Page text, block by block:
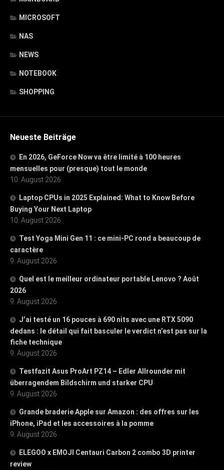
MICROSOFT
NAS
NEWS
NOTEBOOK
SHOPPING
Neueste Beiträge
En 2026, GeForce Now va être limité à 100 heures
mensuelles pour (presque) tout le monde
10. August 2026
Laptop CPUs in 2025 Explained: What to Know Before
Buying Your Next Laptop
10. August 2026
Test Yoga Mini Gen 11 : ce mini-PC rond a beaucoup de
caractère
9. August 2026
Quel est le meilleur ordinateur portable Lenovo ? Août
2026
9. August 2026
J’ai testé un 16 pouces à 690 nits avec une RTX 5090
dedans : le détail qui fait basculer le verdict n’est pas sur la
fiche technique
9. August 2026
Testfazit Asus ProArt PZ14 – Edler Allrounder mit
überragendem Bildschirm und starker CPU
9. August 2026
Grande braderie Apple sur Amazon : des offres sur les
iPhone, iPad et les accessoires à la pomme
9. August 2026
ELEGOO x EMOJI Centauri Carbon 2 combo 3D printer
review